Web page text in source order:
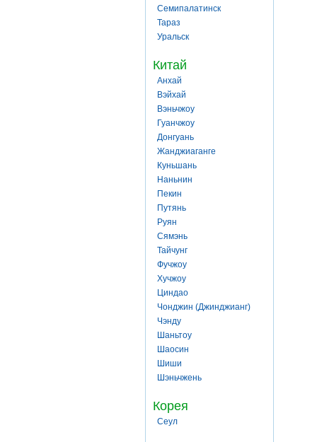
Семипалатинск
Тараз
Уральск
Китай
Анхай
Вэйхай
Вэньчжоу
Гуанчжоу
Донгуань
Жанджиаганге
Куньшань
Наньнин
Пекин
Путянь
Руян
Сямэнь
Тайчунг
Фучжоу
Хучжоу
Циндао
Чонджин (Джинджианг)
Чэнду
Шаньтоу
Шаосин
Шиши
Шэньчжень
Корея
Сеул